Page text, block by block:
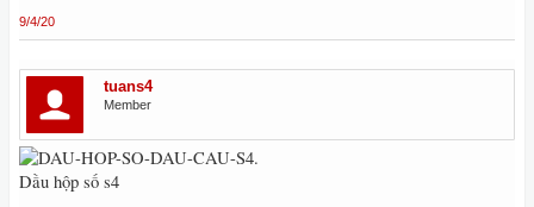
9/4/20
tuans4
Member
Dầu hộp số s4